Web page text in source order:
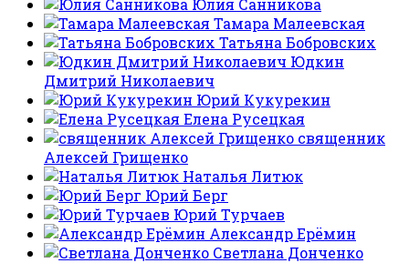
Тамара Малеевская
Татьяна Бобровских
Юдкин
Дмитрий Николаевич
Юрий Кукурекин
Елена Русецкая
священник
Алексей Грищенко
Наталья Литюк
Юрий Берг
Юрий Турчаев
Александр Ерёмин
Светлана Донченко